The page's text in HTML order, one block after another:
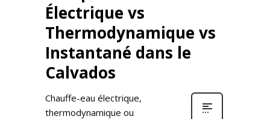
Électrique vs
Thermodynamique vs
Instantané dans le
Calvados
Chauffe-eau électrique,
thermodynamique ou